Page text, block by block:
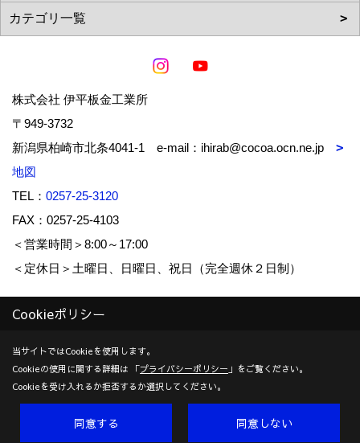
株式会社 伊平板金工業所
〒949-3732
新潟県柏崎市北条4041-1 e-mail：ihirab@cocoa.ocn.ne.jp
地図
TEL： 0257-25-3120
FAX：0257-25-4103
＜営業時間＞8:00～17:00
＜定休日＞土曜日、日曜日、祝日（完全週休２日制）
Reserved.
Produced byゴデスクリエイト
Cookieポリシー
当サイトではCookieを使用します。
Cookieの使用に関する詳細は 「プライバシーポリシー 」をご覧ください。
Cookieを受け入れるか拒否するか選択してください。
同意する 同意しない